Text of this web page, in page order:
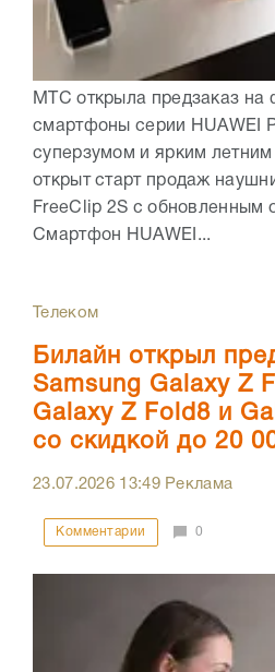
МТС открыла предзаказ на
смартфоны серии HUAWEI
суперзумом и ярким
открыт старт продаж
FreeClip 2S с обновленным
Смартфон HUAWEI...
Телеком
Билайн открыл
Samsung Galaxy Z
Galaxy Z Fold8 и
со скидкой до 20
23.07.2026 13:49Реклама
Комментарии 0